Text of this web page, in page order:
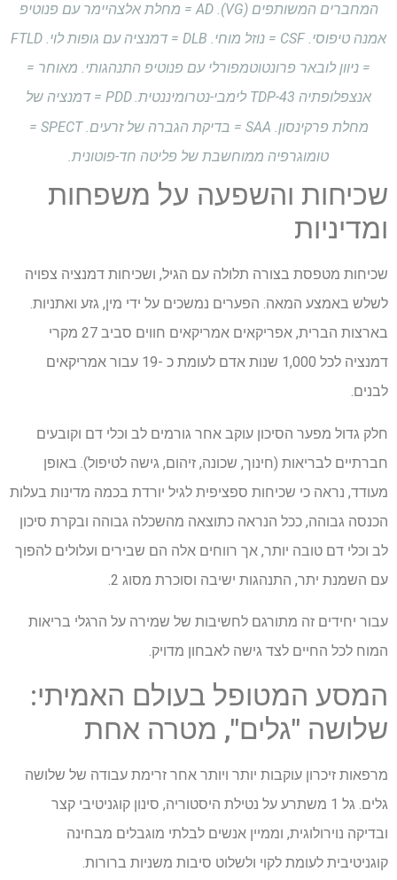
המחברים המשותפים (VG). AD = מחלת אלצהיימר עם פנוטיפ
אמנה טיפוסי. CSF = נוזל מוחי. DLB = דמנציה עם גופות לוי. FTLD
= ניוון לובאר פרונטוטמפורלי עם פנוטיפ התנהגותי. מאוחר =
אנצפלופתיה TDP-43 לימבי-נטרומיננטית.
PDD = דמנציה של
מחלת פרקינסון. SAA = בדיקת הגברה של זרעים. SPECT =
טומוגרפיה ממוחשבת של פליטה חד-פוטונית.
שכיחות והשפעה על משפחות
ומדיניות
שכיחות מטפסת בצורה תלולה עם הגיל, ושכיחות דמנציה צפויה
לשלש באמצע המאה. הפערים נמשכים על ידי מין, גזע ואתניות.
בארצות הברית, אפריקאים אמריקאים חווים סביב 27 מקרי
דמנציה לכל 1,000 שנות אדם לעומת כ -19 עבור אמריקאים
לבנים.
חלק גדול מפער הסיכון עוקב אחר גורמים לב וכלי דם וקובעים
חברתיים לבריאות (חינוך, שכונה, זיהום, גישה לטיפול). באופן
מעודד, נראה כי שכיחות ספציפית לגיל יורדת בכמה מדינות בעלות
הכנסה גבוהה, ככל הנראה כתוצאה מהשכלה גבוהה ובקרת סיכון
לב וכלי דם טובה יותר, אך רווחים אלה הם שבירים ועלולים להפוך
עם השמנת יתר, התנהגות ישיבה וסוכרת מסוג 2.
עבור יחידים זה מתורגם לחשיבות של שמירה על הרגלי בריאות
המוח לכל החיים לצד גישה לאבחון מדויק.
המסע המטופל בעולם האמיתי:
שלושה "גלים", מטרה אחת
מרפאות זיכרון עוקבות יותר ויותר אחר זרימת עבודה של שלושה
גלים. גל 1 משתרע על נטילת היסטוריה, סינון קוגניטיבי קצר
ובדיקה נוירולוגית, וממיין אנשים לבלתי מוגבלים מבחינה
קוגניטיבית לעומת לקוי ולשלוט סיבות משניות ברורות.